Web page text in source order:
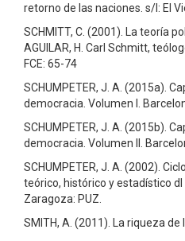
retorno de las naciones. s/l: El
SCHMITT, C. (2001). La teoría
AGUILAR, H. Carl Schmitt,
FCE: 65-74
SCHUMPETER, J. A. (2015a).
democracia. Volumen I.
SCHUMPETER, J. A. (2015b).
democracia. Volumen II.
SCHUMPETER, J. A. (2002).
teórico, histórico y estadístico dl
Zaragoza: PUZ.
SMITH, A. (2011). La riqueza